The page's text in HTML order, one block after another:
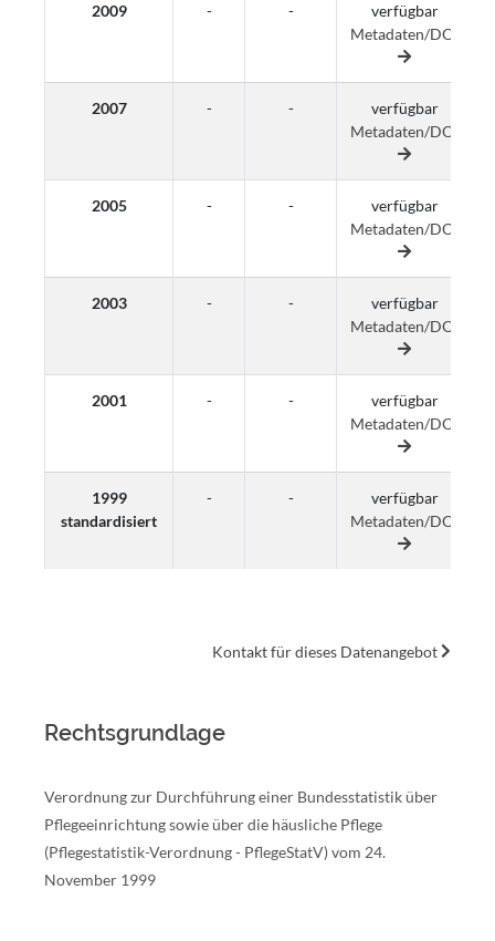
2009 - -
verfügbar
Metadaten/DOI
2007 - -
verfügbar
Metadaten/DOI
2005 - -
verfügbar
Metadaten/DOI
2003 - -
verfügbar
Metadaten/DOI
2001 - -
verfügbar
Metadaten/DOI
1999
standardisiert
- -
verfügbar
Metadaten/DOI
Kontakt für dieses Datenangebot
Rechtsgrundlage
Verordnung zur Durchführung einer Bundesstatistik über
Pflegeeinrichtung sowie über die häusliche Pflege
(Pflegestatistik-Verordnung - PflegeStatV) vom 24.
November 1999